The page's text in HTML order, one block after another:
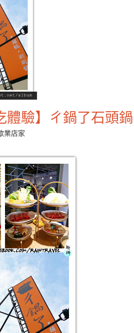
驗】ㄔ鍋了石頭
業店家